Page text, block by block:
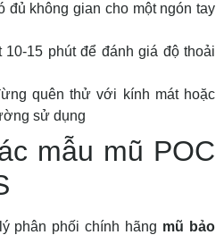
đủ không gian cho một ngón tay
15 phút để đánh giá độ thoải
quên thử với kính mát hoặc
sử dụng
mẫu mũ POC
phân phối chính hãng mũ bảo